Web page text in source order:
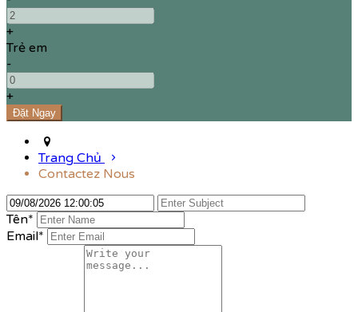
+
Trẻ em
-
+
Trang Chủ
Contactez Nous
Tên*
Email*